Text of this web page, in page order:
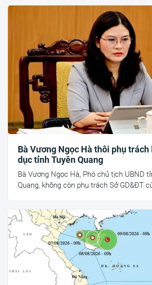
Bà Vương Ngọc Hà thôi phụ
dục tỉnh Tuyên Quang
Bà Vương Ngọc Hà, Phó chủ tịch UBND
Quang, không còn phụ trách Sở GD&ĐT